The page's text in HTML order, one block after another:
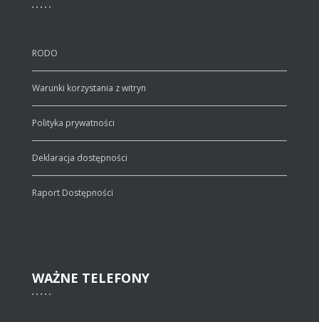
RODO
Warunki korzystania z witryn
Polityka prywatności
Deklaracja dostępności
Raport Dostępności
WAŻNE TELEFONY